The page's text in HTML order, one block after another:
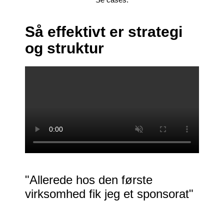
Så effektivt er strategi
og struktur
"Allerede hos den første
virksomhed fik jeg et sponsorat"